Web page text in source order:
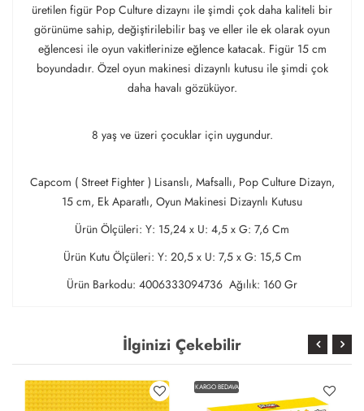
üretilen figür Pop Culture dizaynı ile şimdi çok daha kaliteli bir
görünüme sahip, değiştirilebilir baş ve eller ile ek olarak oyun
eğlencesi ile oyun vakitlerinize eğlence katacak. Figür 15 cm
boyundadır. Özel oyun makinesi dizaynlı kutusu ile şimdi çok
daha havalı gözüküyor.
8 yaş ve üzeri çocuklar için uygundur.
Capcom ( Street Fighter ) Lisanslı, Mafsallı, Pop Culture Dizayn,
15 cm, Ek Aparatlı, Oyun Makinesi Dizaynlı Kutusu
Ürün Ölçüleri: Y: 15,24 x U: 4,5 x G: 7,6 Cm
Ürün Kutu Ölçüleri: Y: 20,5 x U: 7,5 x G: 15,5 Cm
Ürün Barkodu: 4006333094736 Ağılık: 160 Gr
İlginizi Çekebilir
KARGO BEDAVA